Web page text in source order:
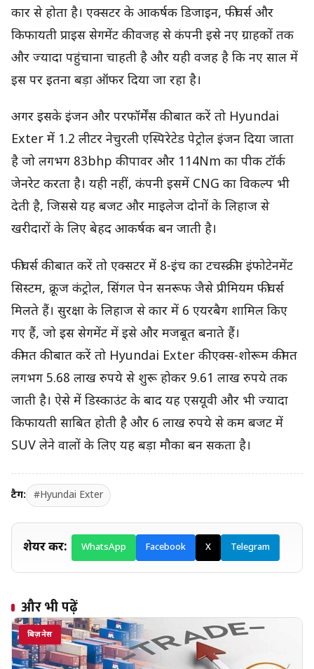
कार से होता है। एक्सटर के आकर्षक डिजाइन, फीचर्स और
किफायती प्राइस सेगमेंट की वजह से कंपनी इसे नए ग्राहकों तक
और ज्यादा पहुंचाना चाहती है और यही वजह है कि नए साल में
इस पर इतना बड़ा ऑफर दिया जा रहा है।
अगर इसके इंजन और परफॉर्मेंस की बात करें तो Hyundai
Exter में 1.2 लीटर नेचुरली एस्पिरेटेड पेट्रोल इंजन दिया जाता
है जो लगभग 83bhp की पावर और 114Nm का पीक टॉर्क
जेनरेट करता है। यही नहीं, कंपनी इसमें CNG का विकल्प भी
देती है, जिससे यह बजट और माइलेज दोनों के लिहाज से
खरीदारों के लिए बेहद आकर्षक बन जाती है।
फीचर्स की बात करें तो एक्सटर में 8-इंच का टचस्क्रीन इंफोटेनमेंट
सिस्टम, क्रूज कंट्रोल, सिंगल पेन सनरूफ जैसे प्रीमियम फीचर्स
मिलते हैं। सुरक्षा के लिहाज से कार में 6 एयरबैग शामिल किए
गए हैं, जो इस सेगमेंट में इसे और मजबूत बनाते हैं।
कीमत की बात करें तो Hyundai Exter की एक्स-शोरूम कीमत
लगभग 5.68 लाख रुपये से शुरू होकर 9.61 लाख रुपये तक
जाती है। ऐसे में डिस्काउंट के बाद यह एसयूवी और भी ज्यादा
किफायती साबित होती है और 6 लाख रुपये से कम बजट में
SUV लेने वालों के लिए यह बड़ा मौका बन सकता है।
टैग: #Hyundai Exter
शेयर करें: WhatsApp Facebook X Telegram
और भी पढ़ें
बिज़नेस